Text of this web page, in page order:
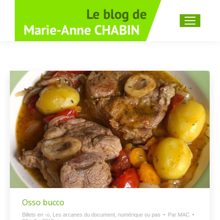
Recherche
Osso bucco
Billets en -o Les arcanes du document, numérique ou pas Par MAC